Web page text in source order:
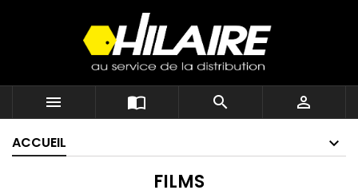
   
ACCUEIL
FILMS